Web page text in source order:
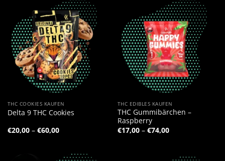
THC COOKIES KAUFEN
Delta 9 THC Cookies
€20,00 – €60,00Preisspanne:
€20,00
THC EDIBLES KAUFEN
THC Gummibärchen –
Raspberry
€17,00 – €74,00Preisspanne:
€17,00